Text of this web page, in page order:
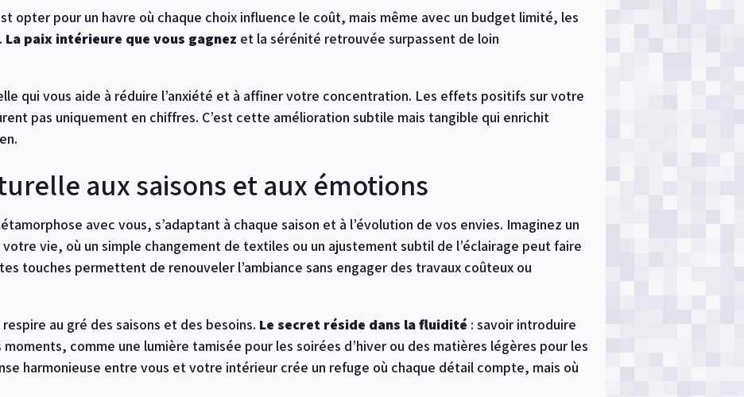
opter pour un havre où chaque choix influence le coût, mais même avec un budget limité, les
La paix intérieure que vous gagnez et la sérénité retrouvée surpassent de loin
qui vous aide à réduire l’anxiété et à affiner votre concentration. Les effets positifs sur votre
pas uniquement en chiffres. C’est cette amélioration subtile mais tangible qui enrichit
aux saisons et aux émotions
avec vous, s’adaptant à chaque saison et à l’évolution de vos envies. Imaginez un
vie, où un simple changement de textiles ou un ajustement subtil de l’éclairage peut faire
touches permettent de renouveler l’ambiance sans engager des travaux coûteux ou
au gré des saisons et des besoins. Le secret réside dans la fluidité : savoir introduire
comme une lumière tamisée pour les soirées d’hiver ou des matières légères pour les
harmonieuse entre vous et votre intérieur crée un refuge où chaque détail compte, mais où